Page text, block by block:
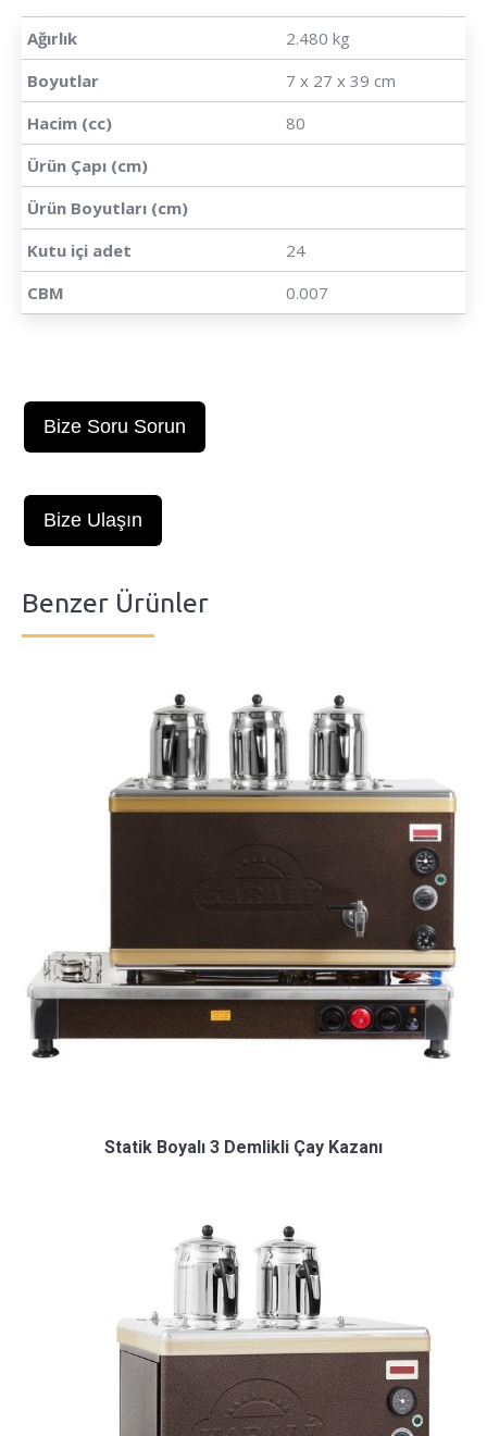
Ağırlık
2.480 kg
Boyutlar
7 x 27 x 39 cm
Hacim (cc)
80
Ürün Çapı (cm)
Ürün Boyutları (cm)
Kutu içi adet
24
CBM
0.007
Bize Soru Sorun
Bize Ulaşın
Benzer Ürünler
Statik Boyalı 3 Demlikli Çay Kazanı